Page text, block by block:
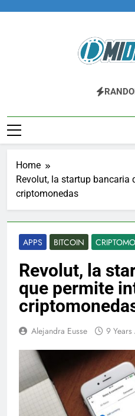
Fintech,
Home
Revolut, la startup bancaria
criptomonedas
APPS BITCOIN
Revolut, la
que permite
Alejandra Eusse 9 Years